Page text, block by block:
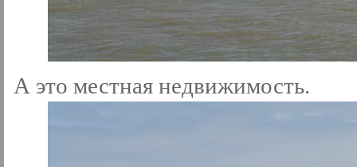
А это местная недвижимость.